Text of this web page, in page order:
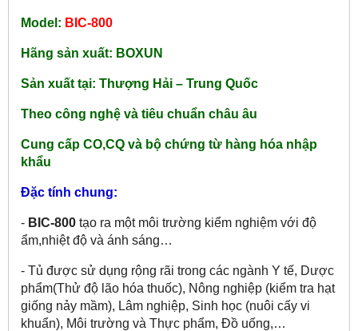
Model: BIC-800
Hãng sản xuất: BOXUN
Sản xuất tại: Thượng Hải – Trung Quốc
Theo công nghệ và tiêu chuẩn châu âu
Cung cấp CO,CQ và bộ chứng từ hàng hóa nhập
khẩu
Đặc tính chung:
- BIC-800 tạo ra một môi trường kiểm nghiệm với độ
ẩm,nhiệt độ và ánh sáng…
- Tủ được sử dụng rộng rãi trong các ngành Y tế, Dược
phẩm(Thử độ lão hóa thuốc), Nông nghiệp (kiểm tra hạt
giống nảy mầm), Lâm nghiệp, Sinh học (nuôi cấy vi
khuẩn), Môi trường và Thực phẩm, Đồ uống,…